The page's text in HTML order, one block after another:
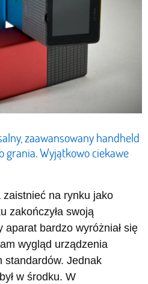
zaawansowany handheld
grania. Wyjątkowo ciekawe
zaistnieć na rynku jako
zakończyła swoją
aparat bardzo wyróżniał się
wygląd urządzenia
standardów. Jednak
w środku. W